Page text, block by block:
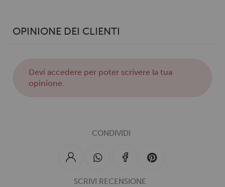
OPINIONE DEI CLIENTI
Deviaccedere per poter scrivere la tua
opinione.
CONDIVIDI
SCRIVI RECENSIONE